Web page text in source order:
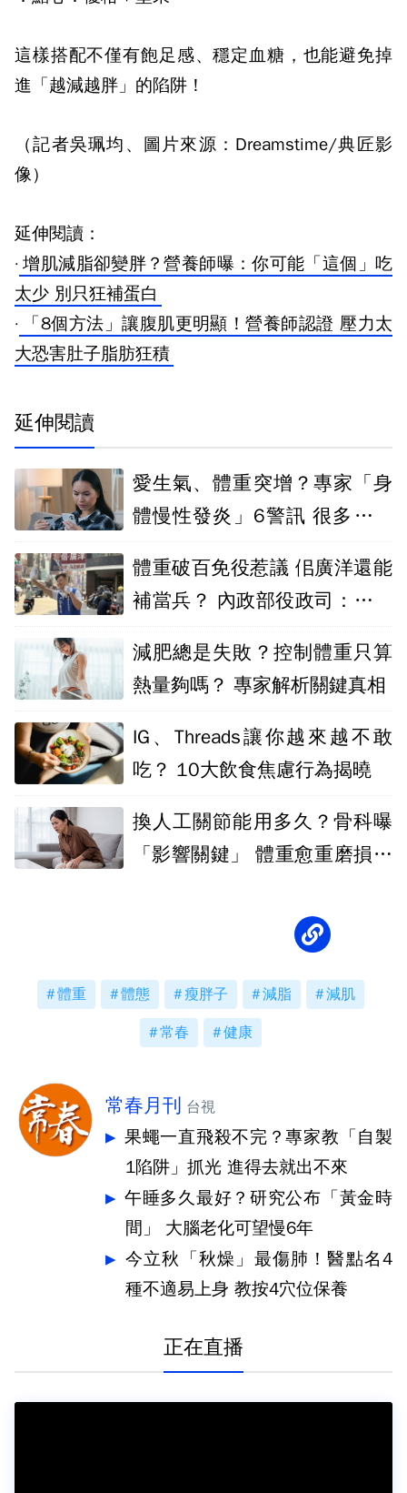
這樣搭配不僅有飽足感、穩定血糖，也能避免掉
進「越減越胖」的陷阱！
（記者吳珮均、圖片來源：Dreamstime/典匠影
像）
延伸閱讀：
· 增肌減脂卻變胖？營養師曝：你可能「這個」吃
太少 別只狂補蛋白
·
「8個方法」讓腹肌更明顯！營養師認證 壓力太
大恐害肚子脂肪狂積
延伸閱讀
愛生氣、體重突增？專家「身
體慢性發炎」6警訊 很多人中
體重破百免役惹議 佀廣洋還能
補當兵？ 內政部役政司：可申
減肥總是失敗？控制體重只算
熱量夠嗎？ 專家解析關鍵真相
IG、Threads讓你越來越不敢
吃？ 10大飲食焦慮行為揭曉
換人工關節能用多久？骨科曝
「影響關鍵」 體重愈重磨損愈
體重 體態 瘦胖子 減脂 減肌
常春 健康
常春月刊 台視
果蠅一直飛殺不完？專家教「自製
1陷阱」抓光 進得去就出不來
午睡多久最好？研究公布「黃金時
間」 大腦老化可望慢6年
今立秋「秋燥」最傷肺！醫點名4
種不適易上身 教按4穴位保養
正在直播